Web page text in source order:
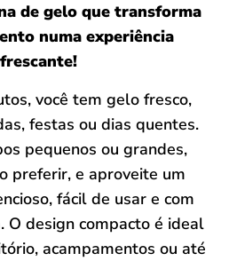
de gelo que transforma
numa experiência
você tem gelo fresco,
festas ou dias quentes.
pequenos ou grandes,
preferir, e aproveite um
fácil de usar e com
O design compacto é ideal
acampamentos ou até